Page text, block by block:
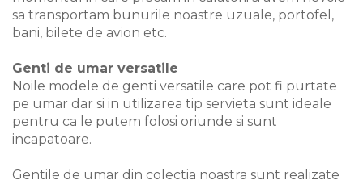
sa transportam bunurile noastre uzuale, portofel,
bani, bilete de avion etc.
Genti de umar versatile
Noile modele de genti versatile care pot fi purtate
pe umar dar si in utilizarea tip servieta sunt ideale
pentru ca le putem folosi oriunde si sunt
incapatoare.
Gentile de umar din colectia noastra sunt realizate